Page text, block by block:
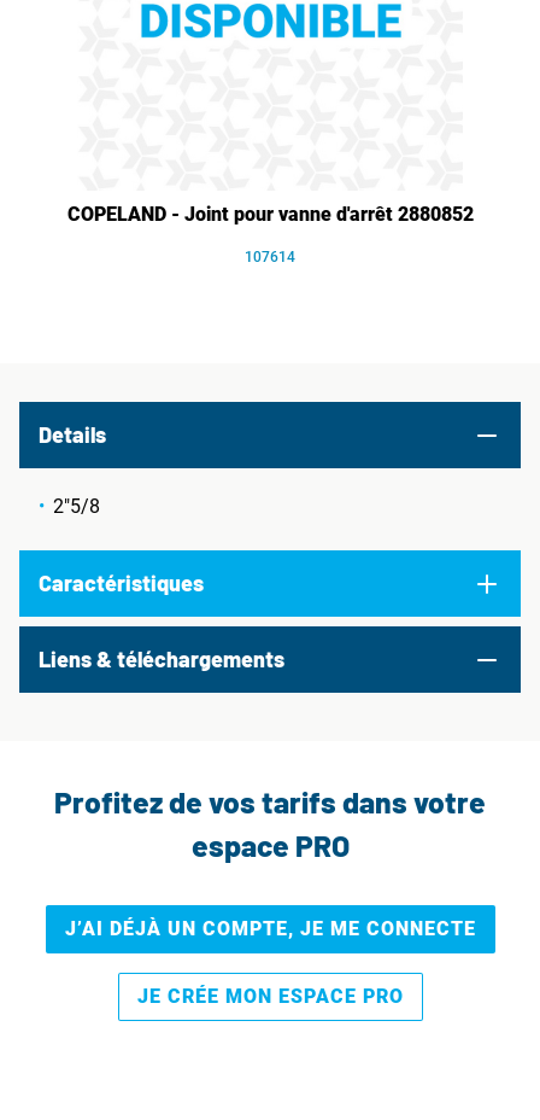
COPELAND - Joint pour vanne d'arrêt 2880852
107614
Details
2"5/8
Caractéristiques
Liens & téléchargements
Profitez de vos tarifs dans votre
espace PRO
J’AI DÉJÀ UN COMPTE, JE ME CONNECTE
JE CRÉE MON ESPACE PRO